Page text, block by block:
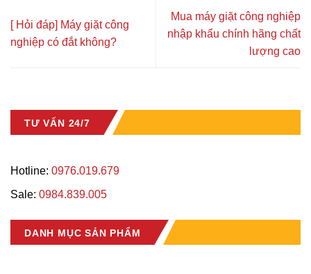
[ Hỏi đáp] Máy giặt công
nghiệp có đắt không?
Mua máy giặt công nghiệp
nhập khẩu chính hãng chất
lượng cao
TƯ VẤN 24/7
Hotline: 0976.019.679
Sale: 0984.839.005
DANH MỤC SẢN PHẨM